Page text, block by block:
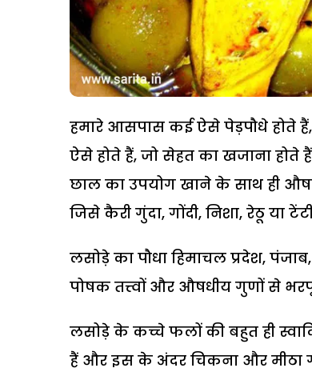
हमारे आसपास कई ऐसे पेड़पौधे होते
ऐसे होते हैं, जो सेहत का खजाना
छाल का उपयोग खाने के साथ ही
जिसे कैरी गुंदा, गोंदी, निशा, रेठू या
लसोड़े का पौधा हिमाचल प्रदेश, पंजाब,
पोषक तत्त्वों और औषधीय गुणों से
लसोड़े के कच्चे फलों की बहुत ही
हैं और इस के अंदर चिकना और मीठा